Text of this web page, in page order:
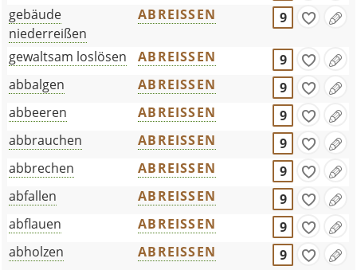
gebäude
niederreißen
ABREISSEN 9
gewaltsam loslösen ABREISSEN
9
abbalgen
ABREISSEN
9
abbeeren
ABREISSEN
9
abbrauchen
ABREISSEN
9
abbrechen
ABREISSEN
9
abfallen
ABREISSEN
9
abflauen
ABREISSEN
9
abholzen
ABREISSEN
9